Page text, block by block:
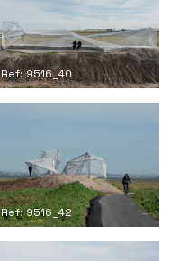
Ref: 9516_40
Ref: 9516_42